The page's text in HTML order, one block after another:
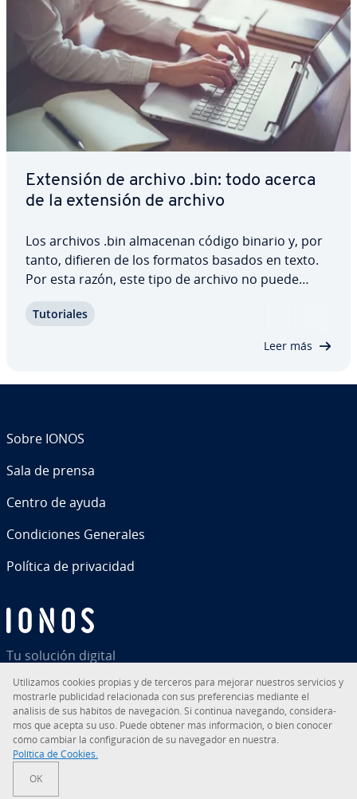
Extensión de archivo .bin: todo acerca
de la extensión de archivo
Los archivos .bin almacenan código binario y, por
tanto, difieren de los formatos basados en texto.
Por esta razón, este tipo de archivo no puede
nua­ción, te mostramos con qué programas
Tu­to­ria­les
Leer más
Tu solución digital
Sobre IONOS
Sala de prensa
Centro de ayuda
Co­n­di­cio­nes Generales
Política de pri­va­ci­dad
© 2026IONOS Inc.
RSS LinkedIntiktok InstagramFacebookYouTube
Uti­li­za­mos cookies propias y de terceros para mejorar nuestros servicios y
mostrarle pu­bli­ci­dad re­la­cio­na­da con sus pre­fe­re­n­cias mediante el
análisis de sus hábitos de na­ve­ga­ción. Si continua navegando, co­n­si­de­ra­
mos que acepta su uso. Puede obtener más in­fo­r­ma­ción, o bien conocer
cómo cambiar la co­n­fi­gu­ra­ción de su navegador en nuestra.
Política de Cookies.
OK